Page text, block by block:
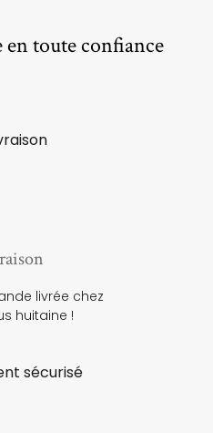
toute confiance
livrée chez
huitaine !